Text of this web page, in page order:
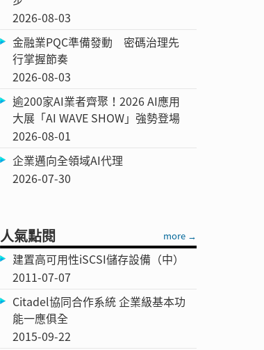
2026-08-03
金融業PQC準備發動 密碼治理先
行掌握節奏
2026-08-03
逾200家AI業者齊聚！2026 AI應用
大展「AI WAVE SHOW」強勢登場
2026-08-01
企業邁向全領域AI代理
2026-07-30
人氣點閱 more →
建置高可用性iSCSI儲存設備（中）
2011-07-07
Citadel協同合作系統 企業級基本功
能一應俱全
2015-09-22